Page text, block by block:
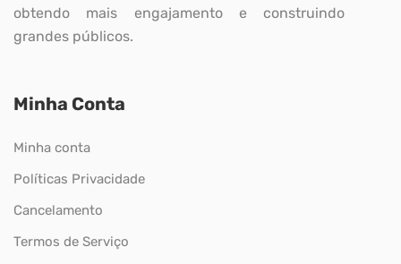
obtendo mais engajamento e construindo
grandes públicos.
Minha Conta
Minha conta
Políticas Privacidade
Cancelamento
Termos de Serviço